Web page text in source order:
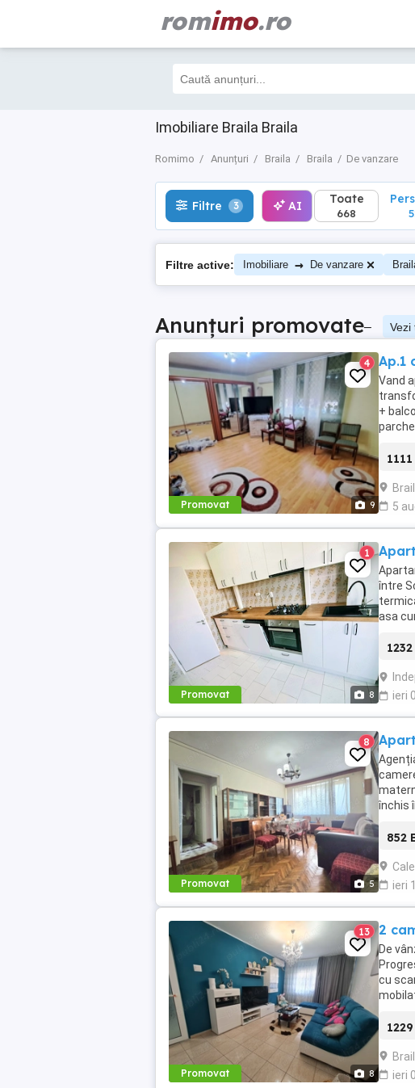
romimo.ro
Imobiliare Braila Braila
Romimo Anunțuri Braila Braila De vanzare
Filtre 3 AI
Filtre 3 AI Toate
668
Filtre active: Imobiliare → De vanzare
Anunțuri promovate– Vezi
Promovat 9
4 Ap.1
Vand
+
5
Promovat 8
1
între
asa
ieri
Promovat 5
8
închis
852
ieri
Promovat 8
13 2
De
cu
ieri